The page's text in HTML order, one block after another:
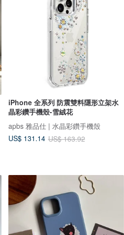
iPhone 全系列 防震雙料隱形立架水
晶彩鑽手機殼-雪絨花
apbs 雅品仕 | 水晶彩鑽手機殼
US$ 131.14 US$ 163.92